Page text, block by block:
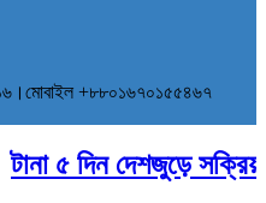
+৮৮০১৬৭০১৫৫৪৬৭
৫ দিন দেশজুড়ে সক্রিয়